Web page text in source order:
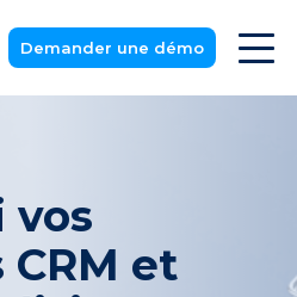
Demander une démo
vos
et